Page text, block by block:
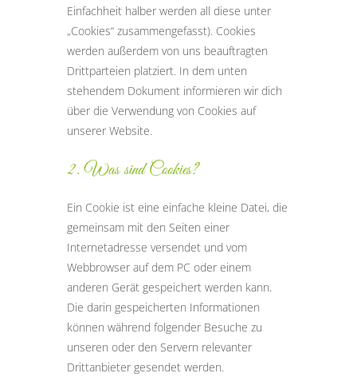
Einfachheit halber werden all diese unter
„Cookies“ zusammengefasst). Cookies
werden außerdem von uns beauftragten
Drittparteien platziert. In dem unten
stehendem Dokument informieren wir dich
über die Verwendung von Cookies auf
unserer Website.
2. Was sind Cookies?
Ein Cookie ist eine einfache kleine Datei, die
gemeinsam mit den Seiten einer
Internetadresse versendet und vom
Webbrowser auf dem PC oder einem
anderen Gerät gespeichert werden kann.
Die darin gespeicherten Informationen
können während folgender Besuche zu
unseren oder den Servern relevanter
Drittanbieter gesendet werden.